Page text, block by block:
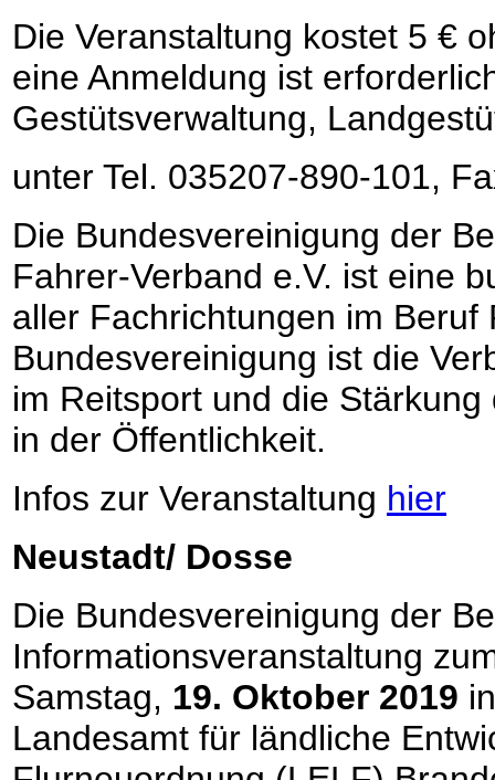
Die Veranstaltung kostet 5 €
eine Anmeldung ist
Gestütsverwaltung,
unter Tel. 035207-890-101,
Die Bundesvereinigung der
Fahrer-Verband e.V. ist eine
aller Fachrichtungen im Beruf
Bundesvereinigung ist die
im Reitsport und die
in der Öffentlichkeit.
Infos zur Veranstaltung hier
Neustadt/ Dosse
Die Bundesvereinigung der
Informationsveranstaltung
Samstag, 19. Oktober 2019
Landesamt für ländliche